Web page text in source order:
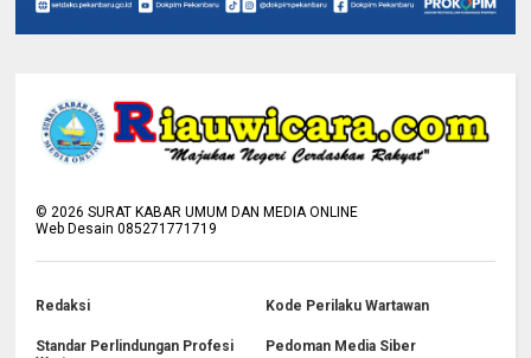
©2026 SURAT KABAR UMUM DAN MEDIA ONLINE
Web Desain 085271771719
Redaksi Kode Perilaku Wartawan
Standar Perlindungan Profesi
Pedoman Media Siber